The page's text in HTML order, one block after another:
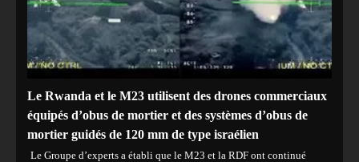
Le Rwanda et le M23 utilisent des drones commerciaux
équipés d’obus de mortier et des systèmes d’obus de
mortier guidés de 120 mm de type israélien
Le Groupe d’experts a établi que le M23 et la RDF ont continué